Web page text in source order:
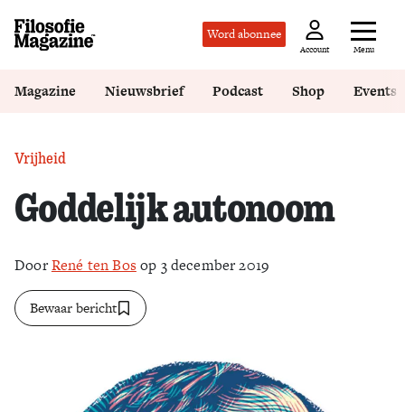
Word abonnee
Account Menu
Magazine Nieuwsbrief Podcast Shop Events
Vrijheid
Goddelijk autonoom
DoorRené ten Bos op 3 december 2019
Bewaar bericht